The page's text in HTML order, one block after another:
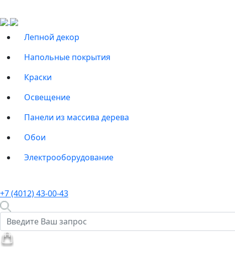
Лепной декор
Напольные покрытия
Краски
Освещение
Панели из массива дерева
Обои
Электрооборудование
+7 (4012) 43-00-43